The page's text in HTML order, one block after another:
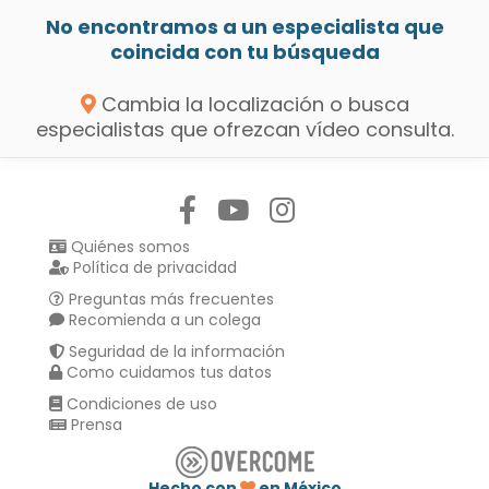
No encontramos a un especialista que
coincida con tu búsqueda
Cambia la localización o busca
especialistas que ofrezcan vídeo consulta.
Quiénes somos
Política de privacidad
Preguntas más frecuentes
Recomienda a un colega
Seguridad de la información
Como cuidamos tus datos
Condiciones de uso
Prensa